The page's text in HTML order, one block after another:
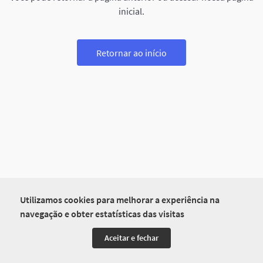
Utilizamos cookies para melhorar a experiência na
navegação e obter estatísticas das visitas
Aceitar e fechar
inicial.
Retornar ao início